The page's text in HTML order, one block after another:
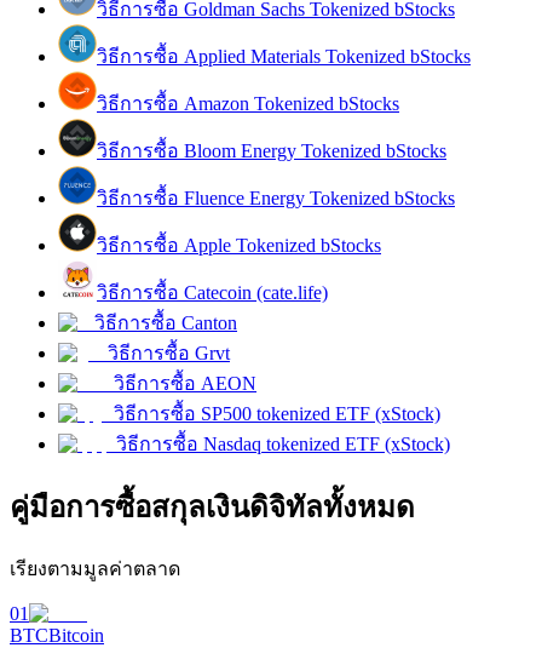
รับรางวัลการแข่งขันทุกวัน
การปักหลัก
ผลตอบแทนสูงและเข้าถึงได้ทันที
การเซ้งแบบยืดหยุ่นเพื่อรับโทเคนยอดนิยม
วิธีการซื้อ Goldman Sachs Tokenized bStocks
วิธีการซื้อ Applied Materials Tokenized bStocks
วิธีการซื้อ Amazon Tokenized bStocks
วิธีการซื้อ Bloom Energy Tokenized bStocks
วิธีการซื้อ Fluence Energy Tokenized bStocks
วิธีการซื้อ Apple Tokenized bStocks
วิธีการซื้อ Catecoin (cate.life)
วิธีการซื้อ Canton
วิธีการซื้อ Grvt
วิธีการซื้อ AEON
วิธีการซื้อ SP500 tokenized ETF (xStock)
วิธีการซื้อ Nasdaq tokenized ETF (xStock)
คู่มือการซื้อสกุลเงินดิจิทัลทั้งหมด
เรียงตามมูลค่าตลาด
01
BTCBitcoin